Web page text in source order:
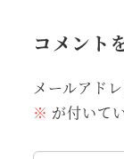
コメント
メールアド
※ が付いて